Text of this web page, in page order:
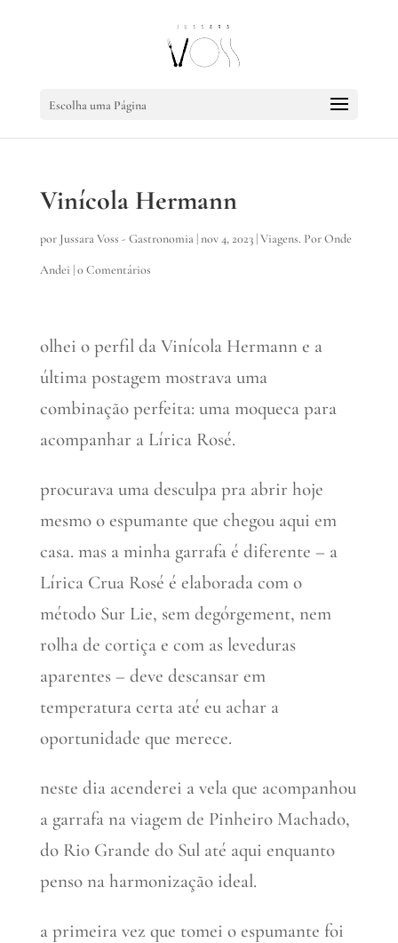
Escolha uma Página
Vinícola Hermann
por Jussara Voss - Gastronomia|nov 4, 2023|Viagens. Por Onde
Andei |0 Comentários
olhei o perfil da Vinícola Hermann e a
última postagem mostrava uma
combinação perfeita: uma moqueca para
acompanhar a Lírica Rosé.
procurava uma desculpa pra abrir hoje
mesmo o espumante que chegou aqui em
casa. mas a minha garrafa é diferente – a
Lírica Crua Rosé é elaborada com o
método Sur Lie, sem degórgement, nem
rolha de cortiça e com as leveduras
aparentes – deve descansar em
temperatura certa até eu achar a
oportunidade que merece.
neste dia acenderei a vela que acompanhou
a garrafa na viagem de Pinheiro Machado,
do Rio Grande do Sul até aqui enquanto
penso na harmonização ideal.
a primeira vez que tomei o espumante foi